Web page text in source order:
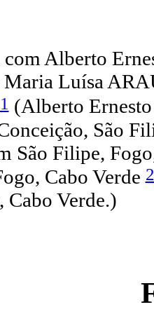
com Alberto
Luísa
1(Alberto
São
São Filipe,
Cabo Verde2
Verde.)